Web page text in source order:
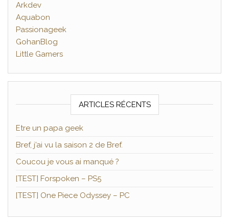
Arkdev
Aquabon
Passionageek
GohanBlog
Little Gamers
ARTICLES RÉCENTS
Etre un papa geek
Bref, j’ai vu la saison 2 de Bref.
Coucou je vous ai manqué ?
[TEST] Forspoken – PS5
[TEST] One Piece Odyssey – PC